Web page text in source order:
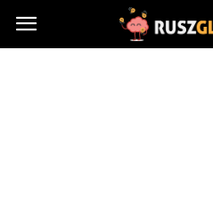
Ruszglowa.pl